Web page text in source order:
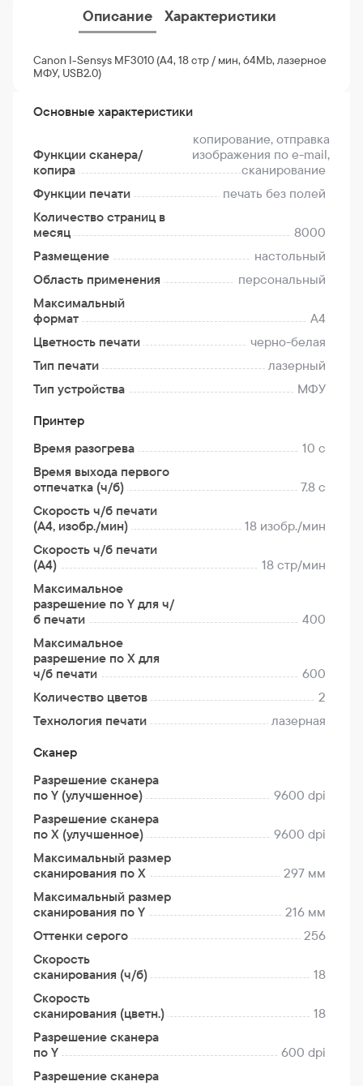
Описание Характеристики
Canon I-Sensys MF3010 (A4, 18 стр / мин, 64Mb, лазерное
МФУ, USB2.0)
Основные характеристики
Функции сканера/
копира
копирование, отправка
изображения по e-mail,
сканирование
Функции печати
печать без полей
Количество страниц в
месяц
8000
Размещение
настольный
Область применения
персональный
Максимальный
формат
A4
Цветность печати
черно-белая
Тип печати
лазерный
Тип устройства
МФУ
Принтер
Время разогрева
10 с
Время выхода первого
отпечатка (ч/б)
7.8 с
Скорость ч/б печати
(A4, изобр./мин)
18 изобр./мин
Скорость ч/б печати
(A4)
18 стр/мин
Максимальное
разрешение по Y для ч/
б печати
400
Максимальное
разрешение по X для
ч/б печати
600
Количество цветов
2
Технология печати
лазерная
Сканер
Разрешение сканера
по Y (улучшенное)
9600 dpi
Разрешение сканера
по Х (улучшенное)
9600 dpi
Максимальный размер
сканирования по X
297 мм
Максимальный размер
сканирования по Y
216 мм
Оттенки серого
256
Скорость
сканирования (ч/б)
18
Скорость
сканирования (цветн.)
18
Разрешение сканера
по Y
600 dpi
Разрешение сканера